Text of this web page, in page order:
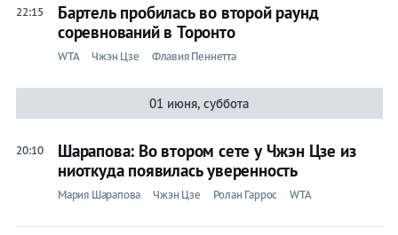
22:15
Бартель пробилась во второй раунд
соревнований в Торонто
WTA Чжэн Цзе Флавия Пеннетта
01 июня, суббота
20:10
Шарапова: Во втором сете у Чжэн Цзе из
ниоткуда появилась уверенность
Мария Шарапова Чжэн Цзе Ролан Гаррос WTA
Чжэн
Лента
Live